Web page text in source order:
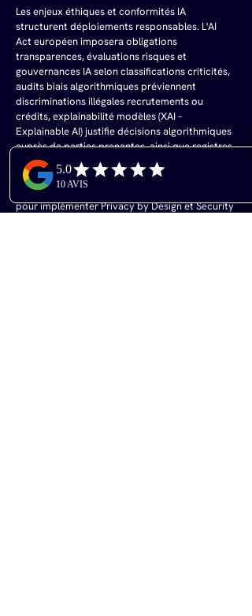
Les enjeux éthiques et conformités IA
structurent déploiements responsables. L'AI
Act européen imposera obligations
transparences, évaluations risques et
gouvernances IA selon classifications criticités,
audits biais algorithmiques préviennent
discriminations illégales recrutements ou
crédits, explainabilité modèles (XAI –
Explainable AI) justifie décisions algorithmiques
auprès de parties prenantes, ainsi que registres
traitements IA documentent datasets sources,
méthodologies entraînements et validations
performances. Les DPO et RSSI collaborent
pour implémenter Privacy by Design et Security